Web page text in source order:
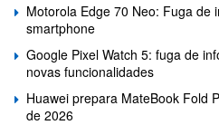
Motorola Edge 70 Neo: Fuga de
smartphone
Google Pixel Watch 5: fuga de
novas funcionalidades
Huawei prepara MateBook Fold
de 2026